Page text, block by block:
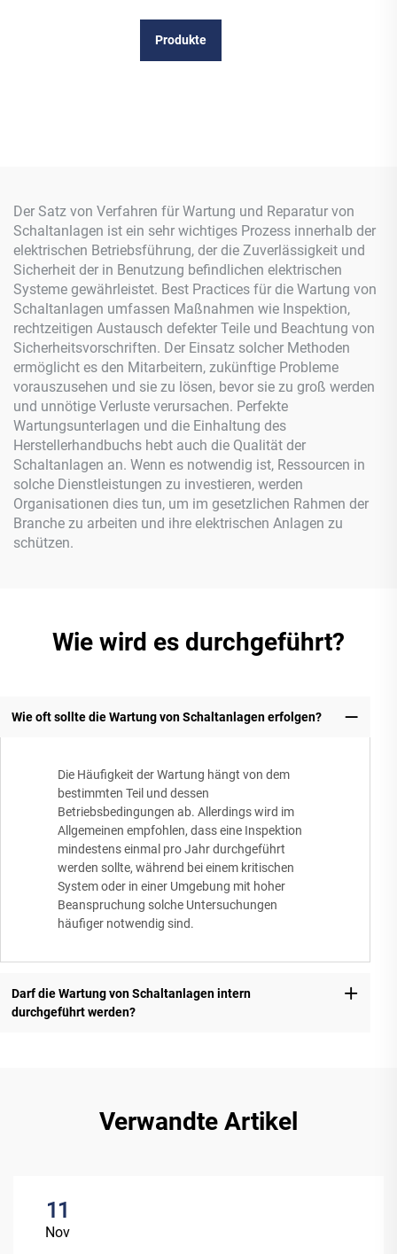
Produkte
Der Satz von Verfahren für Wartung und Reparatur von
Schaltanlagen ist ein sehr wichtiges Prozess innerhalb der
elektrischen Betriebsführung, der die Zuverlässigkeit und
Sicherheit der in Benutzung befindlichen elektrischen
Systeme gewährleistet. Best Practices für die Wartung von
Schaltanlagen umfassen Maßnahmen wie Inspektion,
rechtzeitigen Austausch defekter Teile und Beachtung von
Sicherheitsvorschriften. Der Einsatz solcher Methoden
ermöglicht es den Mitarbeitern, zukünftige Probleme
vorauszusehen und sie zu lösen, bevor sie zu groß werden
und unnötige Verluste verursachen. Perfekte
Wartungsunterlagen und die Einhaltung des
Herstellerhandbuchs hebt auch die Qualität der
Schaltanlagen an. Wenn es notwendig ist, Ressourcen in
solche Dienstleistungen zu investieren, werden
Organisationen dies tun, um im gesetzlichen Rahmen der
Branche zu arbeiten und ihre elektrischen Anlagen zu
schützen.
Wie wird es durchgeführt?
Wie oft sollte die Wartung von Schaltanlagen erfolgen?
Die Häufigkeit der Wartung hängt von dem
bestimmten Teil und dessen
Betriebsbedingungen ab. Allerdings wird im
Allgemeinen empfohlen, dass eine Inspektion
mindestens einmal pro Jahr durchgeführt
werden sollte, während bei einem kritischen
System oder in einer Umgebung mit hoher
Beanspruchung solche Untersuchungen
häufiger notwendig sind.
Darf die Wartung von Schaltanlagen intern
durchgeführt werden?
Verwandte Artikel
11
Nov